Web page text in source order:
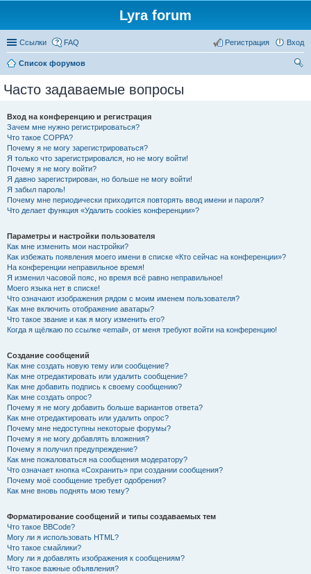
Lyra forum
Ссылки FAQ Вход
Регистрация
Список форумов
Часто задаваемые вопросы
Вход на конференцию и регистрация
Зачем мне нужно регистрироваться?
Что такое COPPA?
Почему я не могу зарегистрироваться?
Я только что зарегистрировался, но не могу войти!
Почему я не могу войти?
Я давно зарегистрирован, но больше не могу войти!
Я забыл пароль!
Почему мне периодически приходится повторять ввод имени и пароля?
Что делает функция «Удалить cookies конференции»?
Параметры и настройки пользователя
Как мне изменить мои настройки?
Как избежать появления моего имени в списке «Кто сейчас на конференции»?
На конференции неправильное время!
Я изменил часовой пояс, но время всё равно неправильное!
Моего языка нет в списке!
Что означают изображения рядом с моим именем пользователя?
Как мне включить отображение аватары?
Что такое звание и как я могу изменить его?
Когда я щёлкаю по ссылке «email», от меня требуют войти на конференцию!
Создание сообщений
Как мне создать новую тему или сообщение?
Как мне отредактировать или удалить сообщение?
Как мне добавить подпись к своему сообщению?
Как мне создать опрос?
Почему я не могу добавить больше вариантов ответа?
Как мне отредактировать или удалить опрос?
Почему мне недоступны некоторые форумы?
Почему я не могу добавлять вложения?
Почему я получил предупреждение?
Как мне пожаловаться на сообщения модератору?
Что означает кнопка «Сохранить» при создании сообщения?
Почему моё сообщение требует одобрения?
Как мне вновь поднять мою тему?
Форматирование сообщений и типы создаваемых тем
Что такое BBCode?
Могу ли я использовать HTML?
Что такое смайлики?
Могу ли я добавлять изображения к сообщениям?
Что такое важные объявления?